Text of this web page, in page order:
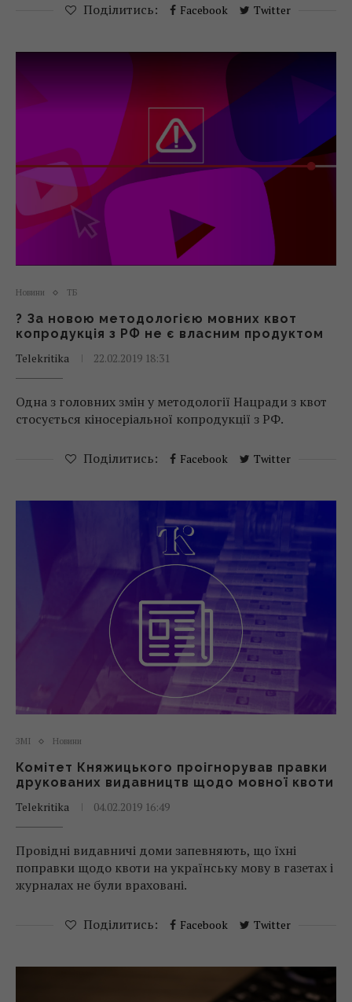
Поділитись: Facebook Twitter
Новини ТБ
? За новою методологією мовних квот
копродукція з РФ не є власним продуктом
Telekritika
22.02.2019 18:31
Одна з головних змін у методології Нацради з квот
стосується кіносеріальної копродукції з РФ.
Поділитись: Facebook Twitter
ЗМІ Новини
Комітет Княжицького проігнорував правки
друкованих видавництв щодо мовної квоти
Telekritika
04.02.2019 16:49
Провідні видавничі доми запевняють, що їхні
поправки щодо квоти на українську мову в газетах і
журналах не були враховані.
Поділитись: Facebook Twitter